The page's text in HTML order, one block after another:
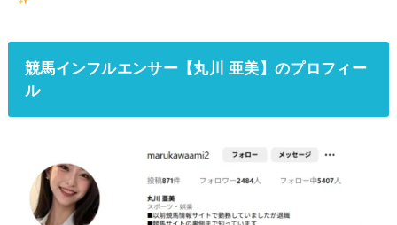
競馬インフルエンサー【丸川 亜美】のプロフィー
ル